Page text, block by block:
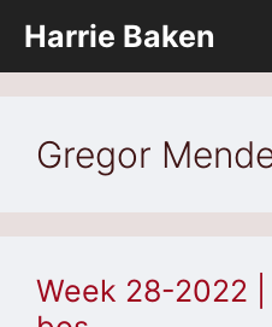
naar
de
Harrie Baken
Gregor
Week 28-2022